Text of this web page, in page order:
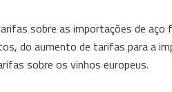
sobre as importações de
do aumento de tarifas para a
sobre os vinhos europeus.